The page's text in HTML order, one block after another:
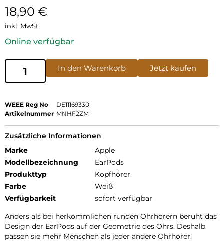
18,90 €
inkl. MwSt.
Online verfügbar
In den Warenkorb Jetzt kaufen
WEEE Reg No
DE11169330
Artikelnummer MNHF2ZM
Zusätzliche Informationen
Marke
Apple
Modellbezeichnung
EarPods
Produkttyp
Kopfhörer
Farbe
Weiß
Verfügbarkeit
sofort verfügbar
Anders als bei herkömmlichen runden Ohrhörern beruht das
Design der EarPods auf der Geometrie des Ohrs. Deshalb
passen sie mehr Menschen als jeder andere Ohrhörer.